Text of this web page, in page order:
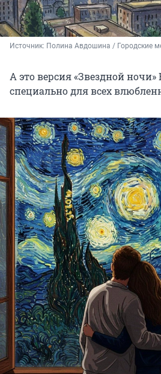
Источник: Полина Авдошина / Городские
А это версия «Звездной
специально для всех